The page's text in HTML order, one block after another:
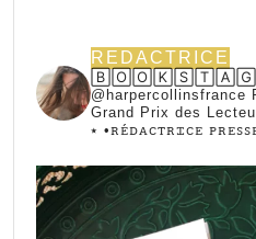
REDACTRICE
@harpercollinsfrance
Grand Prix des
⭑ •ꭱꭼ́ꭰꭺꮯꭲꭱꮖꮯꭼ